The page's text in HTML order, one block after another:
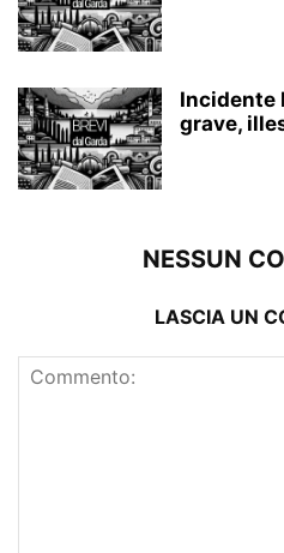
Incidente
grave,
NESSUN
LASCIA UN